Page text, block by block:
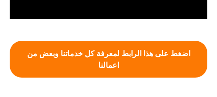
اضغط على هذا الرابط لمعرفة كل خدماتنا وبعض من
اعمالنا